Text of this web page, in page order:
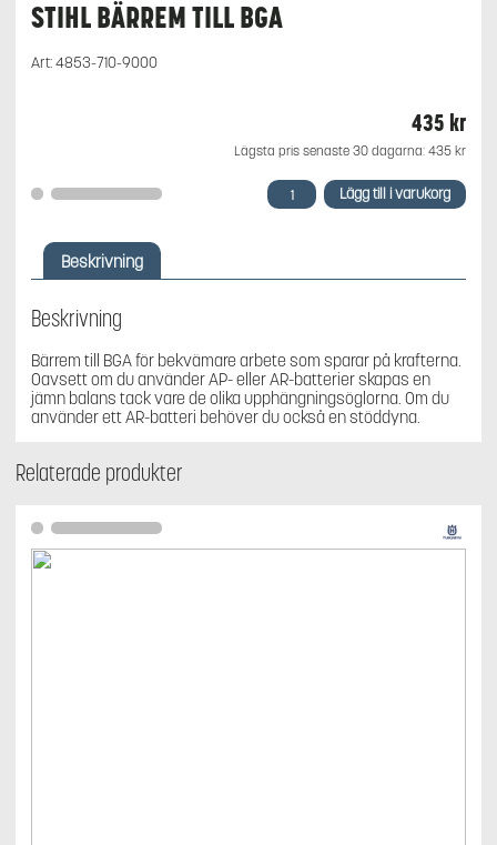
STIHL BÄRREM TILL BGA
Art:4853-710-9000
435 kr
Lägsta pris senaste 30 dagarna: 435 kr
STIHL
Bärrem
mängd
Lägg till i varukorg
Beskrivning
Beskrivning
Bärrem till BGA för bekvämare arbete som sparar på krafterna.
Oavsett om du använder AP- eller AR-batterier skapas en
jämn balans tack vare de olika upphängningsöglorna. Om du
använder ett AR-batteri behöver du också en stöddyna.
Relaterade produkter